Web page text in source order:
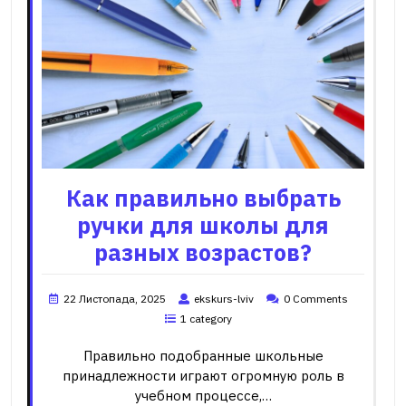
Как правильно выбрать
ручки для школы для
разных возрастов?
22 Листопада, 2025 ekskurs-lviv
0 Comments
1 category
Правильно подобранные школьные
принадлежности играют огромную роль в
учебном процессе,…